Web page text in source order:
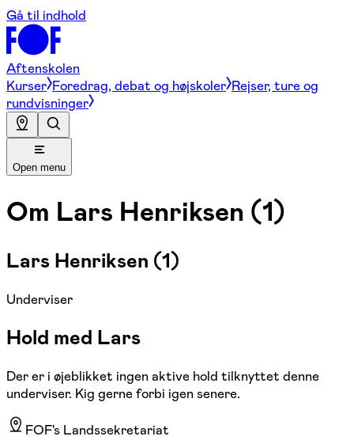
Gå til indhold
Aftenskolen
Kurser Foredrag, debat og højskoler Rejser, ture og
rundvisninger
Open menu
Om Lars Henriksen (1)
Lars Henriksen (1)
Underviser
Hold med Lars
Der er i øjeblikket ingen aktive hold tilknyttet denne
underviser. Kig gerne forbi igen senere.
FOF's Landssekretariat